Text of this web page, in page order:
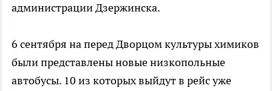
администрации Дзержинска.
6 сентября на перед Дворцом культуры химиков
были представлены новые низкопольные
автобусы. 10 из которых выйдут в рейс уже